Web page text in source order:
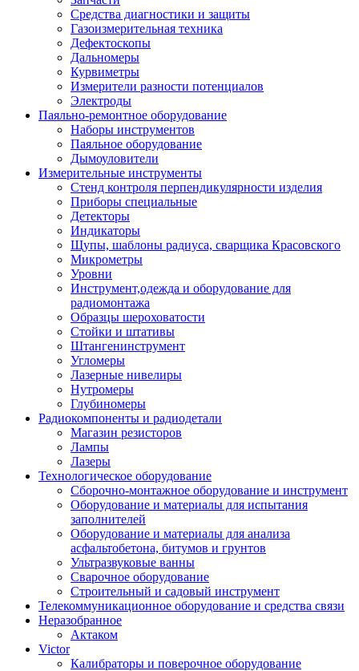
Средства диагностики и защиты
Газоизмерительная техника
Дефектоскопы
Дальномеры
Курвиметры
Измерители разности потенциалов
Электроды
Паяльно-ремонтное оборудование
Наборы инструментов
Паяльное оборудование
Дымоуловители
Измерительные инструменты
Стенд контроля перпендикулярности изделия
Приборы специальные
Детекторы
Индикаторы
Щупы, шаблоны радиуса, сварщика Красовского
Микрометры
Уровни
Инструмент,одежда и оборудование для
радиомонтажа
Образцы шероховатости
Стойки и штативы
Штангенинструмент
Угломеры
Лазерные нивелиры
Нутромеры
Глубиномеры
Радиокомпоненты и радиодетали
Магазин резисторов
Лампы
Лазеры
Технологическое оборудование
Сборочно-монтажное оборудование и инструмент
Оборудование и материалы для испытания
заполнителей
Оборудование и материалы для анализа
асфальтобетона, битумов и грунтов
Ультразвуковые ванны
Сварочное оборудование
Строительный и садовый инструмент
Телекоммуникационное оборудование и средства связи
Неразобранное
Актаком
Victor
Калибраторы и поверочное оборудование